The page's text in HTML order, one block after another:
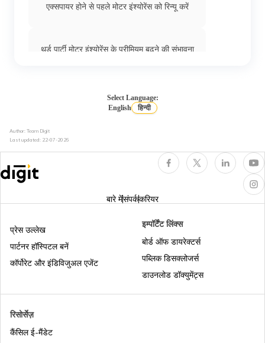
डेली एलाउंस कार इंश्योरेंस
इंजन प्रोटेक्शन कवर
सेकंड हैंड कार का इंश्योरेंस
कार इंश्योरेंस में कंज्यूमेबल
एक्सपायर होने से पहले मोटर इंश्योरेंस को रिन्यू करें
थर्ड पार्टी मोटर इंश्योरेंस के प्रीमियम बढ़ने की संभावना
5 मोटर इंश्योरेंस टर्मिनोलॉजीज़ जो आपको पॉलिसी रीन्यू
रोडसाइड असिस्टेंस
कॉम्प्रिहेंसिव मोटर इंश्योरेंस
Select Language:
English
हिन्दी
Author: Team Digit
Last updated: 22-07-2026
बारे मेंसंपर्ककरियर
रिसोर्सेज़
कैंसिल ई-मैंडेट
प्रेस उल्लेख
पार्टनर हॉस्पिटल बनें
कॉर्पोरेट और इंडिविजुअल एजेंट
इम्पॉर्टेंट लिंक्स
बोर्ड ऑफ डायरेक्टर्स
पब्लिक डिसक्लोजर्स
डाउनलोड डॉक्युमेंट्स